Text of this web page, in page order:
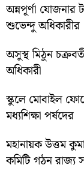
অন্নপূর্ণা যোজনার
শুভেন্দু অধিকারীর
অসুস্থ মিঠুন
অধিকারী
স্কুলে মোবাইল
মধ্যশিক্ষা পর্ষদের
মহানায়ক উত্তম
কমিটি গঠন রাজ্য